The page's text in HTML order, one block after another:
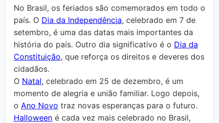
No Brasil, os feriados são comemorados em todo o
país. O Dia da Independência, celebrado em 7 de
setembro, é uma das datas mais importantes da
história do país. Outro dia significativo é o Dia da
Constituição, que reforça os direitos e deveres dos
cidadãos.
O Natal, celebrado em 25 de dezembro, é um
momento de alegria e união familiar. Logo depois,
o Ano Novo traz novas esperanças para o futuro.
Halloween é cada vez mais celebrado no Brasil,